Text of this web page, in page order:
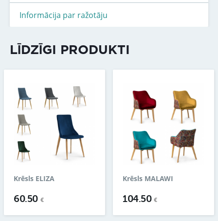
Informācija par ražotāju
LĪDZĪGI PRODUKTI
Krēsls ELIZA
60.50 €
Krēsls MALAWI
104.50€